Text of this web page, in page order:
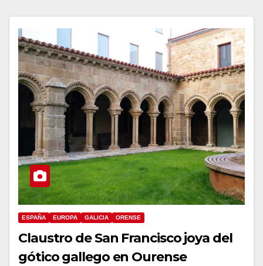
ESPAÑA EUROPA GALICIA ORENSE
Claustro de San Francisco joya del
gótico gallego en Ourense